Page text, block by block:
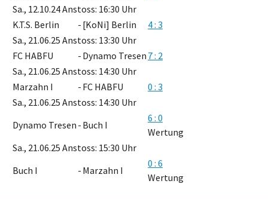
Sa., 12.10.24 Anstoss: 16:30 Uhr
K.T.S. Berlin
- [KoNi] Berlin
4 : 3
Sa., 21.06.25 Anstoss: 13:30 Uhr
FC HABFU
- Dynamo Tresen 7 : 2
Sa., 21.06.25 Anstoss: 14:30 Uhr
Marzahn I
- FC HABFU
0 : 3
Sa., 21.06.25 Anstoss: 14:30 Uhr
Dynamo Tresen - Buch I
6 : 0
Wertung
Sa., 21.06.25 Anstoss: 15:30 Uhr
Buch I
- Marzahn I
0 : 6
Wertung